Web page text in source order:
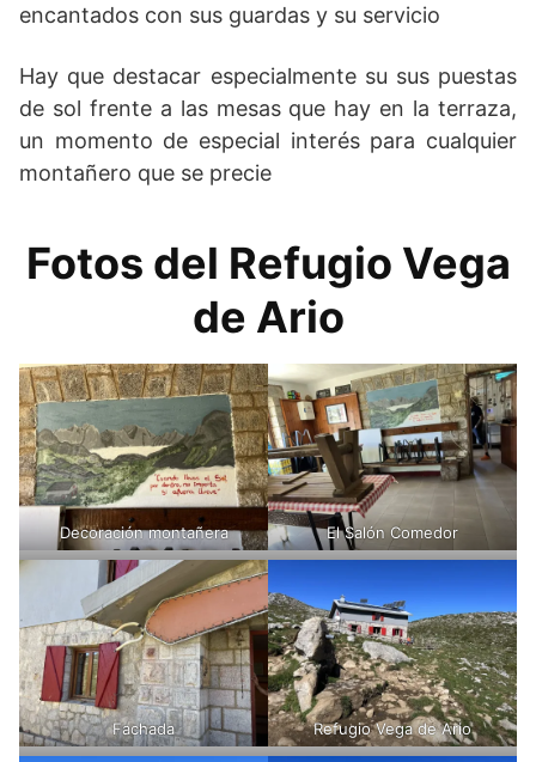
encantados con sus guardas y su servicio
Hay que destacar especialmente su sus puestas
de sol frente a las mesas que hay en la terraza,
un momento de especial interés para cualquier
montañero que se precie
Fotos del Refugio Vega
de Ario
Decoración montañera El Salón Comedor
Fachada Refugio Vega de Ario